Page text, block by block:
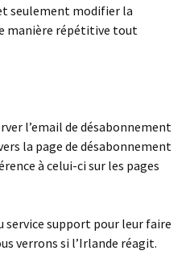
seulement modifier la
manière répétitive tout
l’email de désabonnement
la page de désabonnement
à celui-ci sur les pages
service support pour leur faire
verrons si l’Irlande réagit.